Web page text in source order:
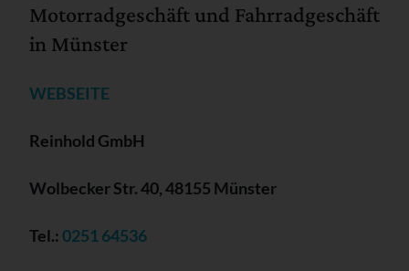
Motorradgeschäft und Fahrradgeschäft
in Münster
WEBSEITE
Reinhold GmbH
Wolbecker Str. 40, 48155 Münster
Tel.:0251 64536